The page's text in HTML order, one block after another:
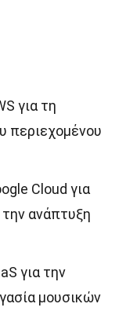
για τη
περιεχομένου
Cloud για
ανάπτυξη
για την
μουσικών